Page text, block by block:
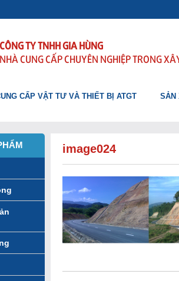
CÔNG TY TNHH GIA HÙNG
NHÀ CUNG CẤP CHUYÊN NGHIỆP TRONG
CẤP VẬT TƯ VÀ THIẾT BỊ ATGT SẢN
image024